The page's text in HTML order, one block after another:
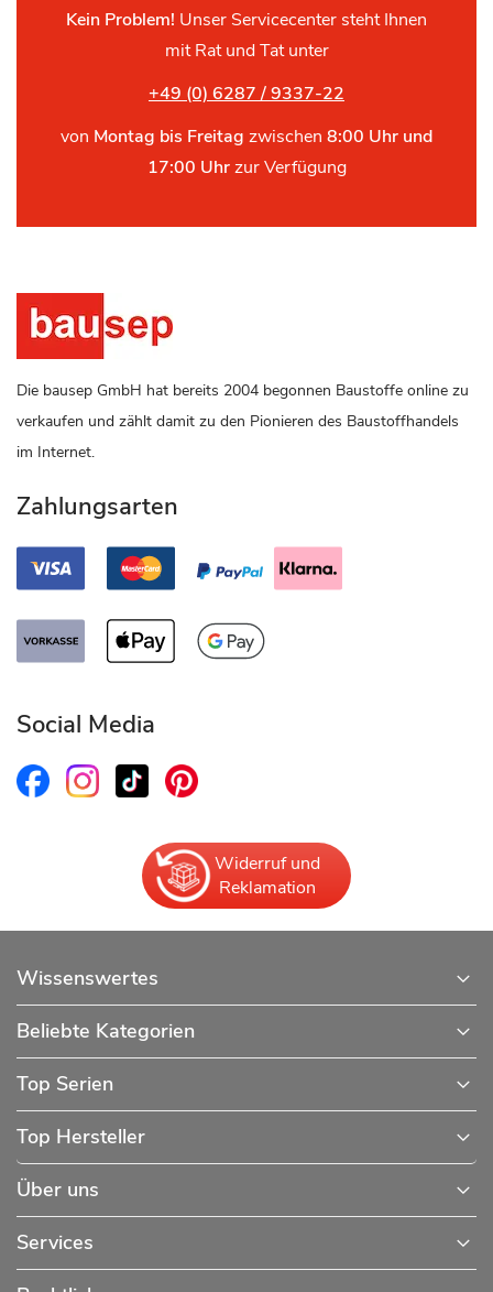
Kein Problem! Unser Servicecenter steht Ihnen
mit Rat und Tat unter
+49 (0) 6287 / 9337-22
von Montag bis Freitag zwischen 8:00 Uhr und
17:00 Uhrzur Verfügung
Die bausep GmbH hat bereits 2004 begonnen Baustoffe online zu
verkaufen und zählt damit zu den Pionieren des Baustoffhandels
im Internet.
Zahlungsarten
Social Media
Widerruf und
Reklamation
Wissenswertes
Beliebte Kategorien
Top Serien
Top Hersteller
Über uns
Services